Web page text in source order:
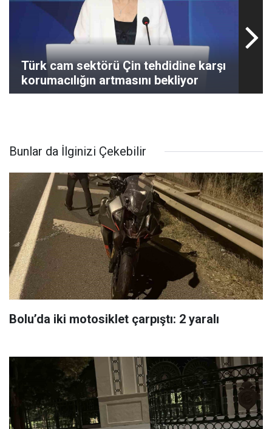
Türk cam sektörü Çin tehdidine karşı
korumacılığın artmasını bekliyor
Bunlar da İlginizi Çekebilir
Bolu’da iki motosiklet çarpıştı: 2 yaralı